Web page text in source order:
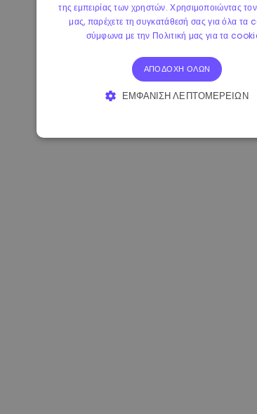
0.865660 € 0.00%
της εμπειρίας των χρηστών. Χρησιμοποιώντας
μας, παρέχετε τη συγκατάθεσή σας για όλα τα
σύμφωνα με την Πολιτική μας για τα
ΑΠΟΔΟΧΉ ΌΛΩΝ
ΕΜΦΆΝΙΣΗ ΛΕΠΤΟΜΕΡΕΙΏΝ